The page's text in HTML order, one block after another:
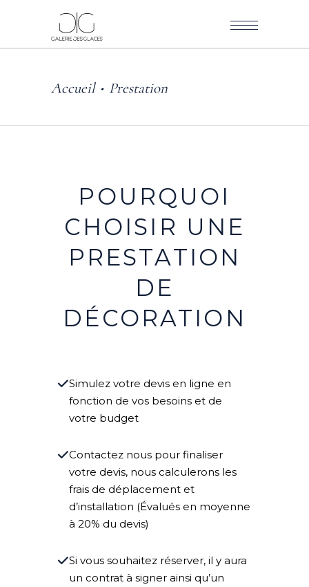
Accueil• Prestation
POURQUOI
CHOISIR UNE
PRESTATION
DE
DÉCORATION
Simulez votre devis en ligne en
fonction de vos besoins et de
votre budget
Contactez nous pour finaliser
votre devis, nous calculerons les
frais de déplacement et
d’installation (Évalués en moyenne
à 20% du devis)
Si vous souhaitez réserver, il y aura
un contrat à signer ainsi qu’un